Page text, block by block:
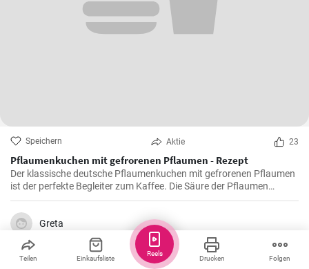
Speichern Aktie 23
Pflaumenkuchen mit gefrorenen Pflaumen - Rezept
Der klassische deutsche Pflaumenkuchen mit gefrorenen Pflaumen
ist der perfekte Begleiter zum Kaffee. Die Säure der Pflaumen
kombiniert mit der Süße des Kuchenteigs ergibt ein harmonisches
Geschmackserlebnis.
Greta
Teilen Einkaufsliste Drucken Folgen
Reels